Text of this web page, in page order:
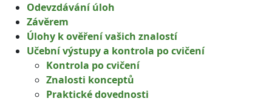
Odevzdávání úloh
Závěrem
Úlohy k ověření vašich znalostí
Učební výstupy a kontrola po cvičení
Kontrola po cvičení
Znalosti konceptů
Praktické dovednosti